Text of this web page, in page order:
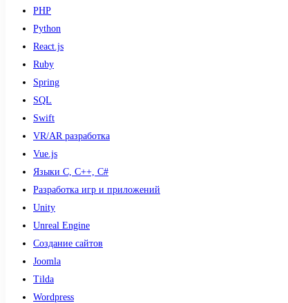
PHP
Python
React.js
Ruby
Spring
SQL
Swift
VR/AR разработка
Vue.js
Языки С, С++, С#
Разработка игр и приложений
Unity
Unreal Engine
Создание сайтов
Joomla
Tilda
Wordpress